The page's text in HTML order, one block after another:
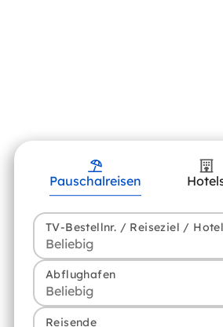
Pauschalreisen
TV-Bestellnr. / Reiseziel /
Abflughafen
Reisende